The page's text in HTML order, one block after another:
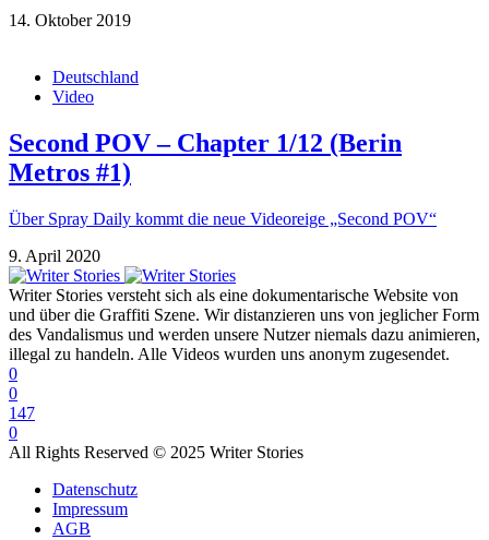
14. Oktober 2019
Deutschland
Video
Second POV – Chapter 1/12 (Berin
Metros #1)
Über Spray Daily kommt die neue Videoreige „Second POV“
9. April 2020
Writer Stories versteht sich als eine dokumentarische Website von
und über die Graffiti Szene. Wir distanzieren uns von jeglicher Form
des Vandalismus und werden unsere Nutzer niemals dazu animieren,
illegal zu handeln. Alle Videos wurden uns anonym zugesendet.
0
0
147
0
All Rights Reserved © 2025 Writer Stories
Datenschutz
Impressum
AGB